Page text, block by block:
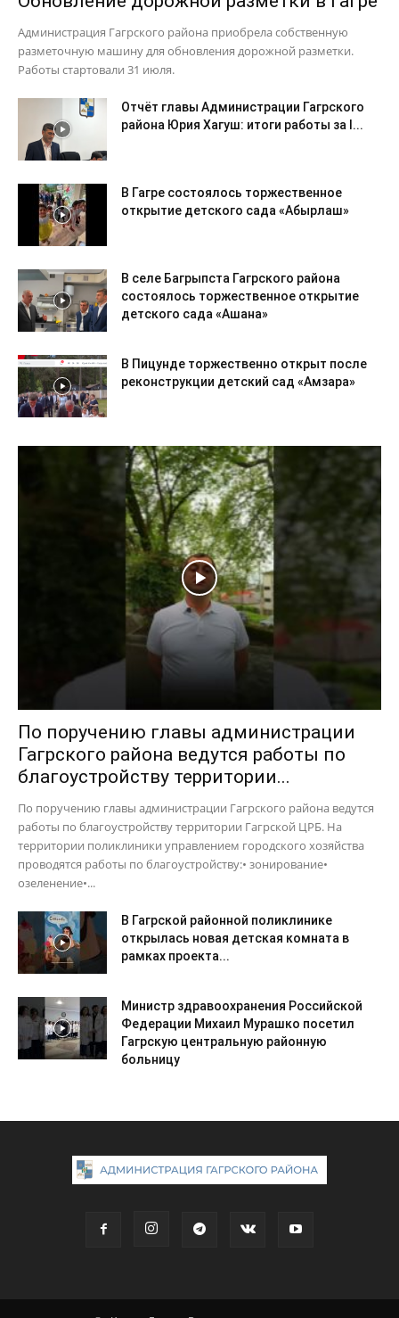
Администрация Гагрского района приобрела собственную
разметочную машину для обновления дорожной разметки.
Работы стартовали 31 июля.
Отчёт главы Администрации Гагрского
района Юрия Хагуш: итоги работы за I...
В Гагре состоялось торжественное
открытие детского сада «Абырлаш»
В селе Багрыпста Гагрского района
состоялось торжественное открытие
детского сада «Ашана»
В Пицунде торжественно открыт после
реконструкции детский сад «Амзара»
По поручению главы администрации
Гагрского района ведутся работы по
благоустройству территории...
По поручению главы администрации Гагрского района ведутся
работы по благоустройству территории Гагрской ЦРБ. На
территории поликлиники управлением городского хозяйства
проводятся работы по благоустройству:• зонирование•
озеленение•...
В Гагрской районной поликлинике
открылась новая детская комната в
рамках проекта...
Министр здравоохранения Российской
Федерации Михаил Мурашко посетил
Гагрскую центральную районную
больницу